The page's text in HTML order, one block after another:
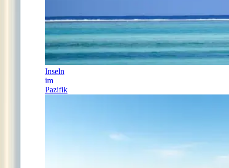
Inseln
im
Pazifik